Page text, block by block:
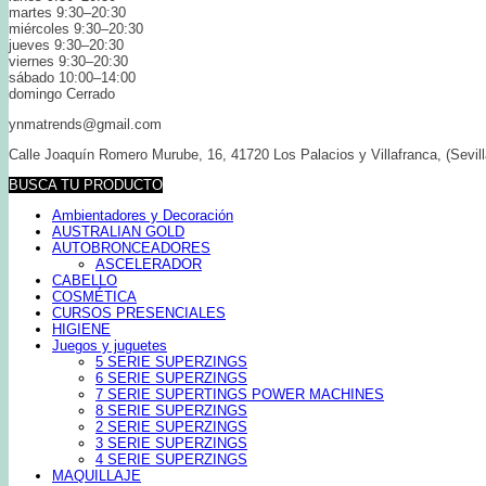
martes 9:30–20:30
miércoles 9:30–20:30
jueves 9:30–20:30
viernes 9:30–20:30
sábado 10:00–14:00
domingo Cerrado
ynmatrends@gmail.com
Calle Joaquín Romero Murube, 16, 41720 Los Palacios y Villafranca,
BUSCA TU PRODUCTO
Ambientadores y Decoración
AUSTRALIAN GOLD
AUTOBRONCEADORES
ASCELERADOR
CABELLO
COSMÉTICA
CURSOS PRESENCIALES
HIGIENE
Juegos y juguetes
5 SERIE SUPERZINGS
6 SERIE SUPERZINGS
7 SERIE SUPERTINGS POWER MACHINES
8 SERIE SUPERZINGS
2 SERIE SUPERZINGS
3 SERIE SUPERZINGS
4 SERIE SUPERZINGS
MAQUILLAJE